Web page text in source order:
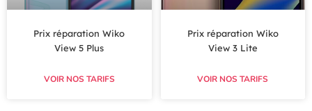
Prix réparation Wiko
View 5 Plus
VOIR NOS TARIFS
Prix réparation Wiko
View 3 Lite
VOIR NOS TARIFS